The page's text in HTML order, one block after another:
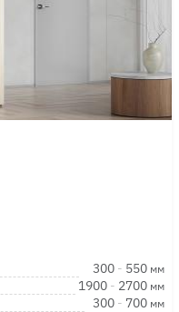
300 - 550 мм
1900 - 2700 мм
300 - 700 мм